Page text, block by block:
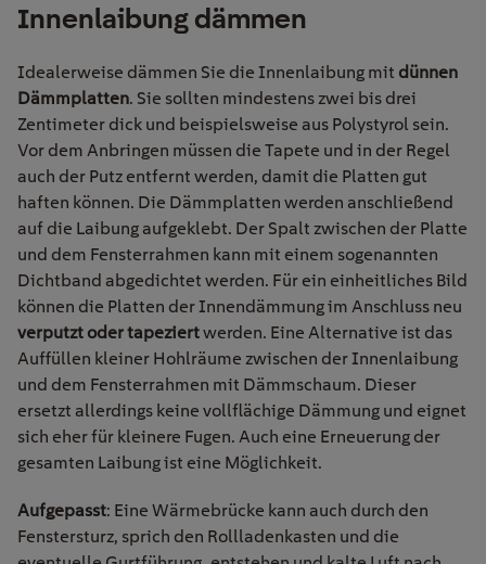
Innenlaibungdämmen
Idealerweise dämmen Sie die Innenlaibung mit dünnen
Dämmplatten. Sie sollten mindestens zwei bis drei
Zentimeter dick und beispielsweise aus Polystyrol sein.
Vor dem Anbringen müssen die Tapete und in der Regel
auch der Putz entfernt werden, damit die Platten gut
haften können. Die Dämmplatten werden anschließend
auf die Laibung aufgeklebt. Der Spalt zwischen der Platte
und dem Fensterrahmen kann mit einem sogenannten
Dichtband abgedichtet werden. Für ein einheitliches Bild
können die Platten der Innendämmung im Anschluss neu
verputzt oder tapeziertwerden. Eine Alternative ist das
Auffüllen kleiner Hohlräume zwischen der Innenlaibung
und dem Fensterrahmen mit Dämmschaum. Dieser
ersetzt allerdings keine vollflächige Dämmung und eignet
sich eher für kleinere Fugen. Auch eine Erneuerung der
gesamten Laibung ist eine Möglichkeit.
Aufgepasst: Eine Wärmebrücke kann auch durch den
Fenstersturz, sprich den Rollladenkasten und die